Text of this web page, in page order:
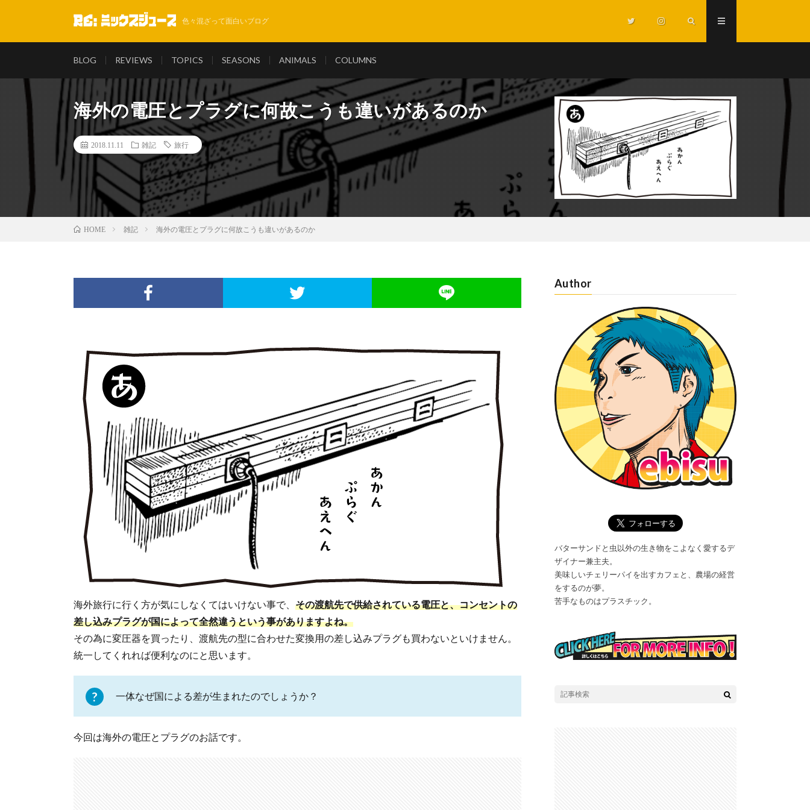
色々混ざって面白いブログ
BLOG REVIEWS TOPICS SEASONS ANIMALS COLUMNS
海外の電圧とプラグに何故こうも違いがあるのか
2018.11.11 雑記 旅行
HOME 雑記 海外の電圧とプラグに何故こうも違いがあるのか
海外旅行に行く方が気にしなくてはいけない事で、 その渡航先で供給されている電圧と、コンセントの
差し込みプラグが国によって全然違うという事がありますよね。
その為に変圧器を買ったり、渡航先の型に合わせた変換用の差し込みプラグも買わないといけません。
統一してくれれば便利なのにと思います。
一体なぜ国による差が生まれたのでしょうか？
今回は海外の電圧とプラグのお話です。
Author
バターサンドと虫以外の生き物をこよなく愛するデ
ザイナー兼主夫。
美味しいチェリーパイを出すカフェと、農場の経営
をするのが夢。
苦手なものはプラスチック。